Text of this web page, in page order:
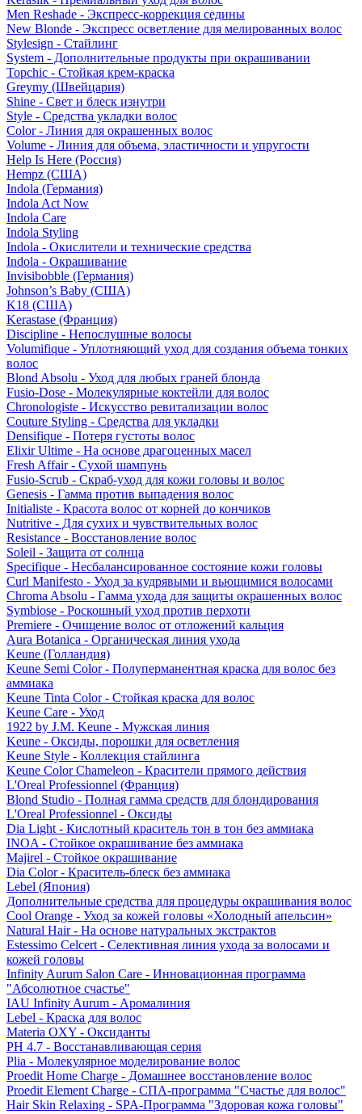
Men Reshade - Экспресс-коррекция седины
New Blonde - Экспресс осветление для мелированных волос
Stylesign - Стайлинг
System - Дополнительные продукты при окрашивании
Topchic - Стойкая крем-краска
Greymy (Швейцария)
Shine - Свет и блеск изнутри
Style - Средства укладки волос
Color - Линия для окрашенных волос
Volume - Линия для объема, эластичности и упругости
Help Is Here (Россия)
Hempz (США)
Indola (Германия)
Indola Act Now
Indola Care
Indola Styling
Indola - Окислители и технические средства
Indola - Окрашивание
Invisibobble (Германия)
Johnson’s Baby (США)
K18 (США)
Kerastase (Франция)
Discipline - Непослушные волосы
Volumifique - Уплотняющий уход для создания объема тонких
волос
Blond Absolu - Уход для любых граней блонда
Fusio-Dose - Молекулярные коктейли для волос
Chronologiste - Искусство ревитализации волос
Couture Styling - Средства для укладки
Densifique - Потеря густоты волос
Elixir Ultime - На основе драгоценных масел
Fresh Affair - Сухой шампунь
Fusio-Scrub - Скраб-уход для кожи головы и волос
Genesis - Гамма против выпадения волос
Initialiste - Красота волос от корней до кончиков
Nutritive - Для сухих и чувствительных волос
Resistance - Восстановление волос
Soleil - Защита от солнца
Specifique - Несбалансированное состояние кожи головы
Curl Manifesto - Уход за кудрявыми и вьющимися волосами
Chroma Absolu - Гамма ухода для защиты окрашенных волос
Symbiose - Роскошный уход против перхоти
Premiere - Очищение волос от отложений кальция
Aura Botanica - Органическая линия ухода
Keune (Голландия)
Keune Semi Color - Полуперманентная краска для волос без
аммиака
Keune Tinta Color - Стойкая краска для волос
Keune Care - Уход
1922 by J.M. Keune - Мужская линия
Keune - Оксиды, порошки для осветления
Keune Style - Коллекция стайлинга
Keune Color Chameleon - Красители прямого действия
L'Oreal Professionnel (Франция)
Blond Studio - Полная гамма средств для блондирования
L'Oreal Professionnel - Оксиды
Dia Light - Кислотный краситель тон в тон без аммиака
INOA - Стойкое окрашивание без аммиака
Majirel - Стойкое окрашивание
Dia Color - Краситель-блеск без аммиака
Lebel (Япония)
Дополнительные средства для процедуры окрашивания волос
Cool Orange - Уход за кожей головы «Холодный апельсин»
Natural Hair - На основе натуральных экстрактов
Estessimo Celcert - Селективная линия ухода за волосами и
кожей головы
Infinity Aurum Salon Care - Инновационная программа
"Абсолютное счастье"
IAU Infinity Aurum - Аромалиния
Lebel - Краска для волос
Materia OXY - Оксиданты
PH 4.7 - Восстанавливающая серия
Plia - Молекулярное моделирование волос
Proedit Home Charge - Домашнее восстановление волос
Proedit Element Charge - СПА-программа "Счастье для волос"
Hair Skin Relaxing - SPA-Программа "Здоровая кожа головы"